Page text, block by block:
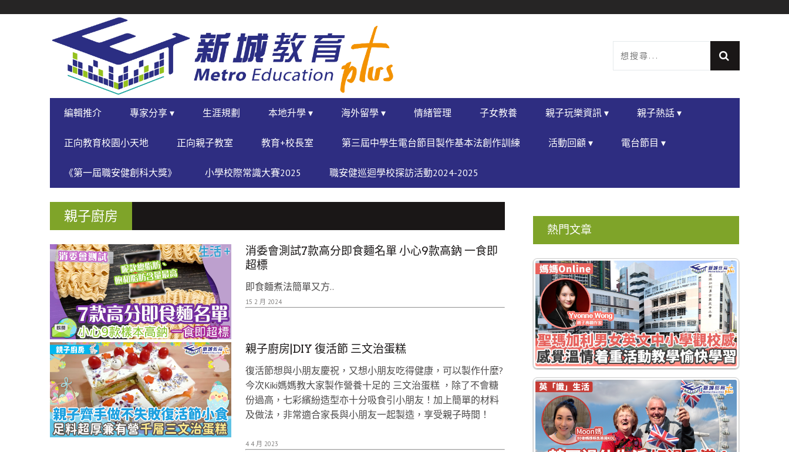
NAVIGATION
PRIMARY
NAVIGATION
編輯推介 專家分享 ▾ 生涯規劃 本地升學 ▾ 海外留學 ▾ 情緒管理 子女教養 親子玩樂資訊 ▾ 親子熱話 ▾
正向教育校園小天地 正向親子教室 教育+校長室 第三屆中學生電台節目製作基本法創作訓練 活動回顧 ▾ 電台節目 ▾
《第一屆職安健創科大獎》 小學校際常識大賽2025 職安健巡迴學校探訪活動2024-2025
親子廚房
消委會測試7款高分即食麵名單 小心9款高鈉 一食即
超標
即食麵煮法簡單又方..
15 2 月 2024
親子廚房|DIY 復活節 三文治蛋糕
復活節想與小朋友慶祝，又想小朋友吃得健康，可以製作什麼?
今次Kiki媽媽教大家製作營養十足的 三文治蛋糕 ，除了不會糖
份過高，七彩繽紛造型亦十分吸食引小朋友！加上簡單的材料
及做法，非常適合家長與小朋友一起製造，享受親子時間！
4 4 月 2023
熱門文章